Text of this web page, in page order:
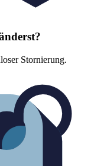
Stornierung.